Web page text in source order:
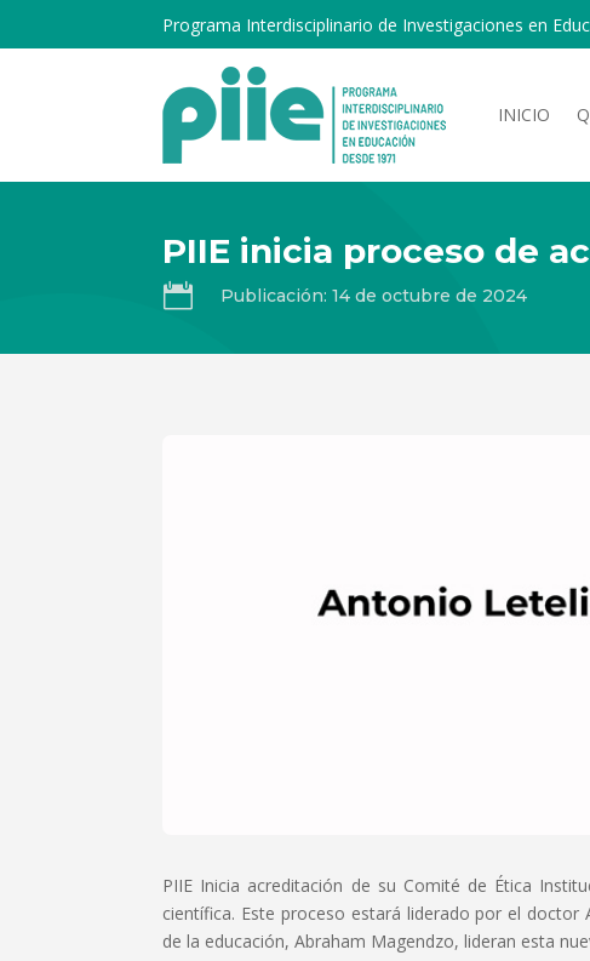
Programa Interdisciplinario de Investigaciones en
INICIO
PIIE inicia proceso de
 Publicación: 14 de octubre de 2024
PIIE Inicia acreditación de su Comité de Ética
científica. Este proceso estará liderado por el
de la educación, Abraham Magendzo, lideran esta